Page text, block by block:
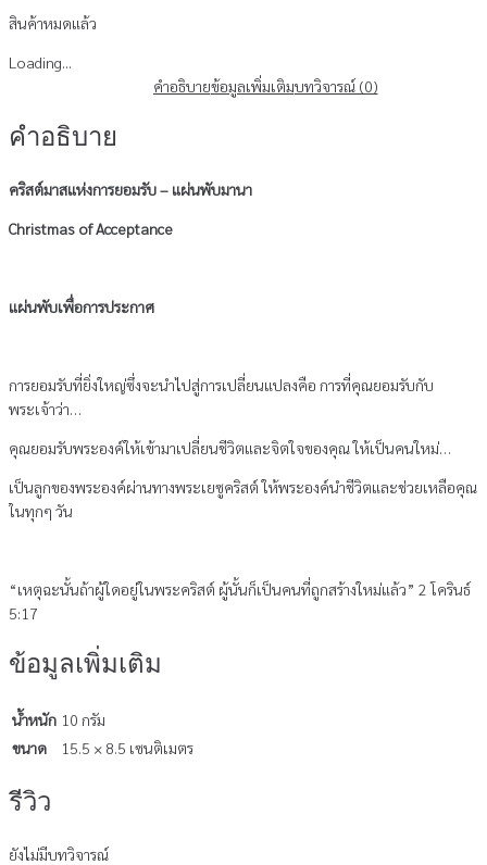
สินค้าหมดแล้ว
Loading...
คำอธิบายข้อมูลเพิ่มเติมบทวิจารณ์ (0)
คำอธิบาย
คริสต์มาสแห่งการยอมรับ – แผ่นพับมานา
Christmas of Acceptance
แผ่นพับเพื่อการประกาศ
การยอมรับที่ยิ่งใหญ่ซึ่งจะนำไปสู่การเปลี่ยนแปลงคือ การที่คุณยอมรับกับ
พระเจ้าว่า…
คุณยอมรับพระองค์ให้เข้ามาเปลี่ยนชีวิตและจิตใจของคุณ ให้เป็นคนใหม่…
เป็นลูกของพระองค์ผ่านทางพระเยซูคริสต์ ให้พระองค์นำชีวิตและช่วยเหลือคุณ
ในทุกๆ วัน
“เหตุฉะนั้นถ้าผู้ใดอยู่ในพระคริสต์ ผู้นั้นก็เป็นคนที่ถูกสร้างใหม่แล้ว” 2 โครินธ์
5:17
ข้อมูลเพิ่มเติม
น้ำหนัก 10 กรัม
ขนาด
15.5 × 8.5 เซนติเมตร
รีวิว
ยังไม่มีบทวิจารณ์